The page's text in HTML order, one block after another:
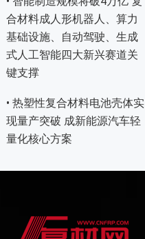
合材料成人形机器人、算力
基础设施、自动驾驶、生成
式人工智能四大新兴赛道关
键支撑
• 热塑性复合材料电池壳体实
现量产突破 成新能源汽车轻
量化核心方案